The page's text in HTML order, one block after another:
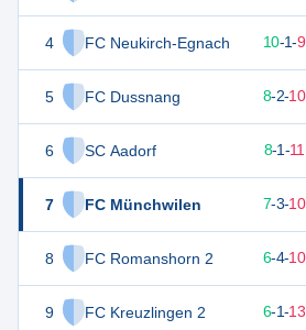
4 FC Neukirch-Egnach
5 FC Dussnang
6 SC Aadorf
7 FC Münchwilen
8 FC Romanshorn 2
9 FC Kreuzlingen 2
31 20 10-1-9
8-2-10
8-1-11
24 7-3-10
22 6-4-10
19 6-1-13